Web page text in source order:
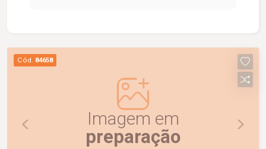
Cód. 84658
Imagem em
preparação